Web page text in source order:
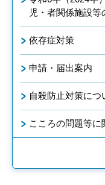
児・者関係施設
依存症対策
申請・届出案内
自殺防止対策につ
こころの問題等に